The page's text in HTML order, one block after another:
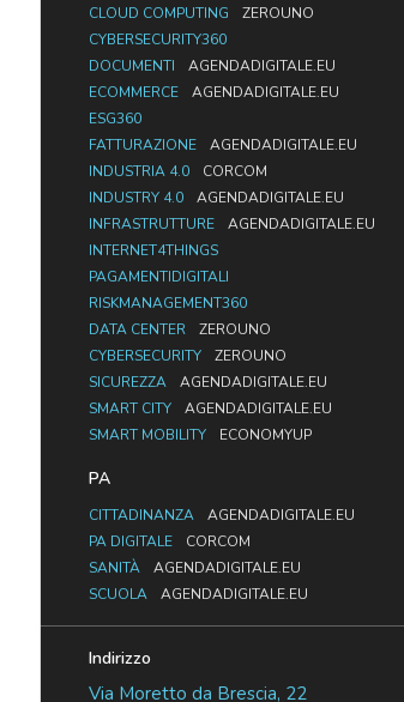
CLOUD COMPUTING
ZEROUNO
CYBERSECURITY360
DOCUMENTI
AGENDADIGITALE.EU
ECOMMERCE
AGENDADIGITALE.EU
ESG360
FATTURAZIONE
AGENDADIGITALE.EU
INDUSTRIA 4.0
CORCOM
INDUSTRY 4.0
AGENDADIGITALE.EU
INFRASTRUTTURE
AGENDADIGITALE.EU
INTERNET4THINGS
PAGAMENTIDIGITALI
RISKMANAGEMENT360
DATA CENTER
ZEROUNO
CYBERSECURITY
ZEROUNO
SICUREZZA
AGENDADIGITALE.EU
SMART CITY
AGENDADIGITALE.EU
SMART MOBILITY
ECONOMYUP
PA
CITTADINANZA
AGENDADIGITALE.EU
PA DIGITALE
CORCOM
SANITÀ
AGENDADIGITALE.EU
SCUOLA
AGENDADIGITALE.EU
Indirizzo
Via Moretto da Brescia, 22